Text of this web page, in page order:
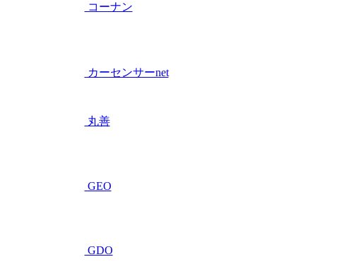
コーナン
カーセンサーnet
丸善
GEO
GDO